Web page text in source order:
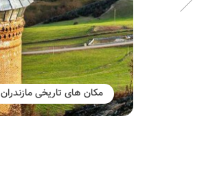
مکان های تاریخی مازندران